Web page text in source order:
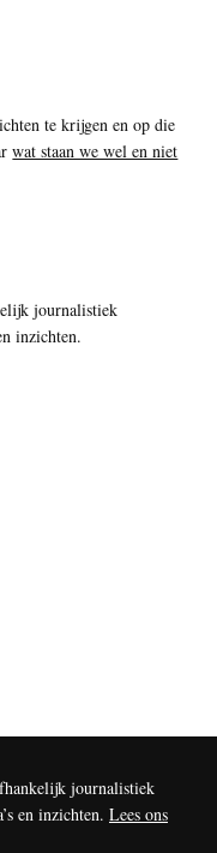
te krijgen en op die
wat staan we wel en niet
journalistiek
inzichten.
journalistiek
en inzichten. Lees ons